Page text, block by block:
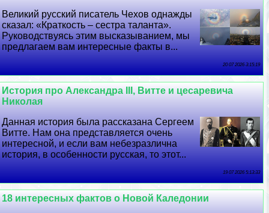
Великий русский писатель Чехов однажды
сказал: «Краткость – сестра таланта».
Руководствуясь этим высказыванием, мы
предлагаем вам интересные факты в...
20 07 2026 3:15:19
История про Александра III, Витте и цесаревича
Николая
Данная история была рассказана Сергеем
Витте. Нам она представляется очень
интересной, и если вам небезразлична
история, в особенности русская, то этот...
19 07 2026 5:13:33
18 интересных фактов о Новой Каледонии